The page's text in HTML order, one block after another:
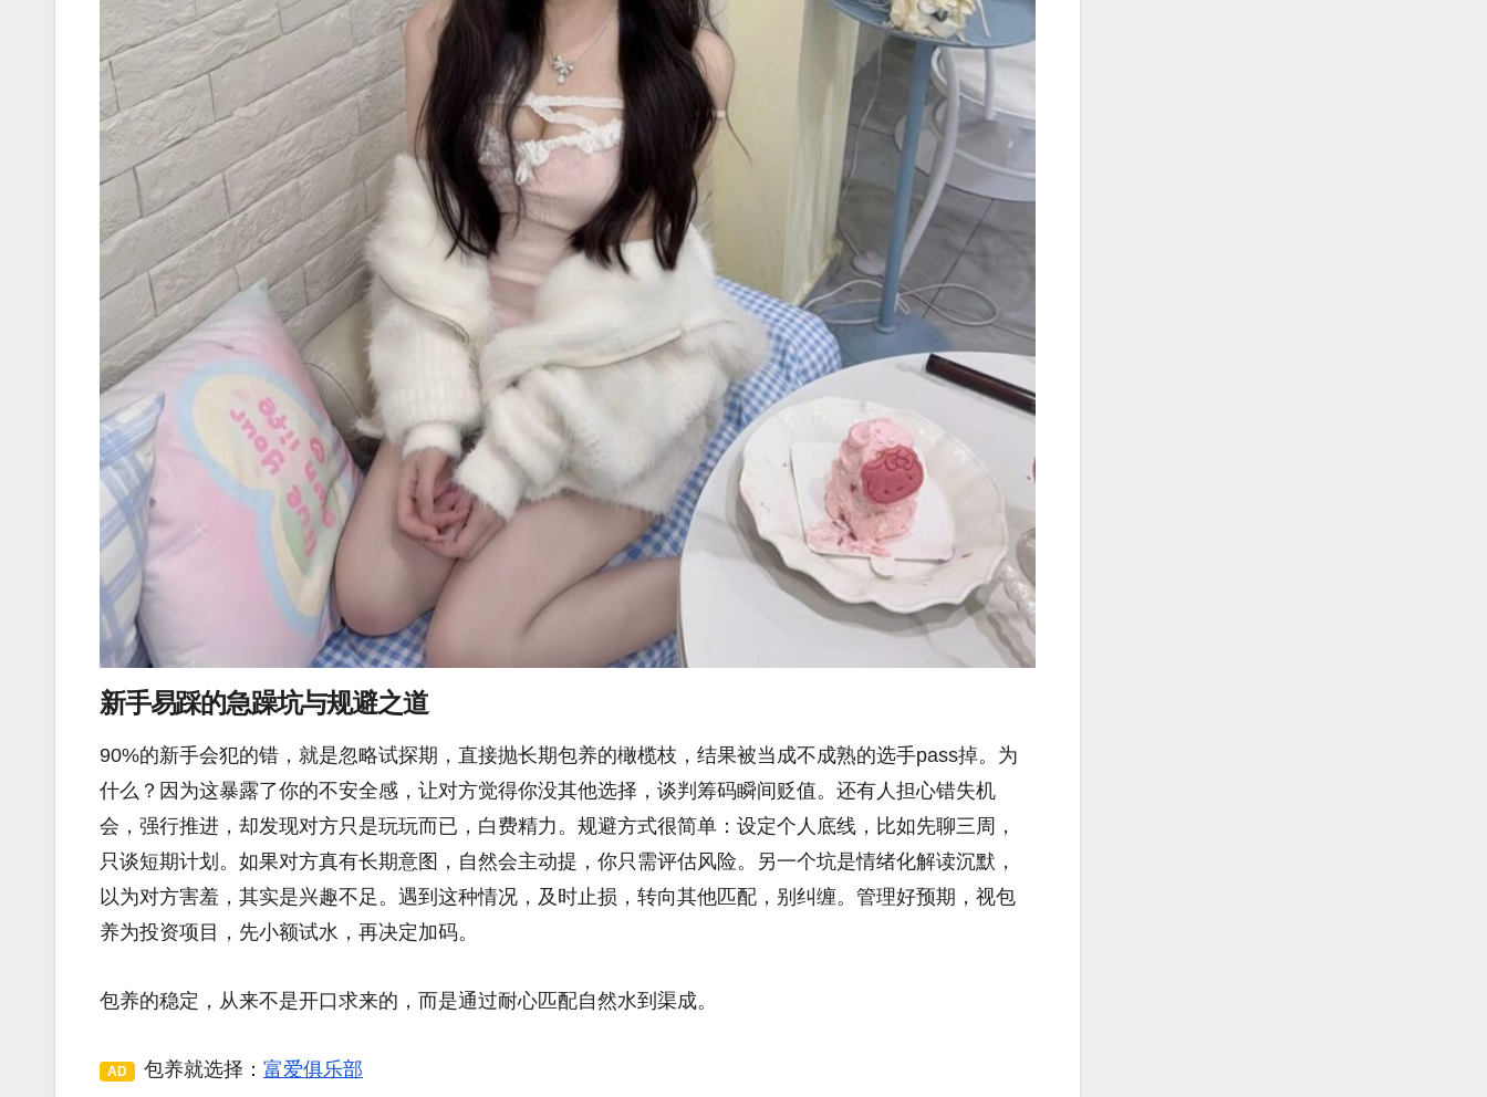
新手易踩的急躁坑与规避之道
90%的新手会犯的错，就是忽略试探期，直接抛长期包养的橄榄枝，结果被当成不成熟的选手pass掉。为
什么？因为这暴露了你的不安全感，让对方觉得你没其他选择，谈判筹码瞬间贬值。还有人担心错失机
会，强行推进，却发现对方只是玩玩而已，白费精力。规避方式很简单：设定个人底线，比如先聊三周，
只谈短期计划。如果对方真有长期意图，自然会主动提，你只需评估风险。另一个坑是情绪化解读沉默，
以为对方害羞，其实是兴趣不足。遇到这种情况，及时止损，转向其他匹配，别纠缠。管理好预期，视包
养为投资项目，先小额试水，再决定加码。
包养的稳定，从来不是开口求来的，而是通过耐心匹配自然水到渠成。
AD 包养就选择： 富爱俱乐部